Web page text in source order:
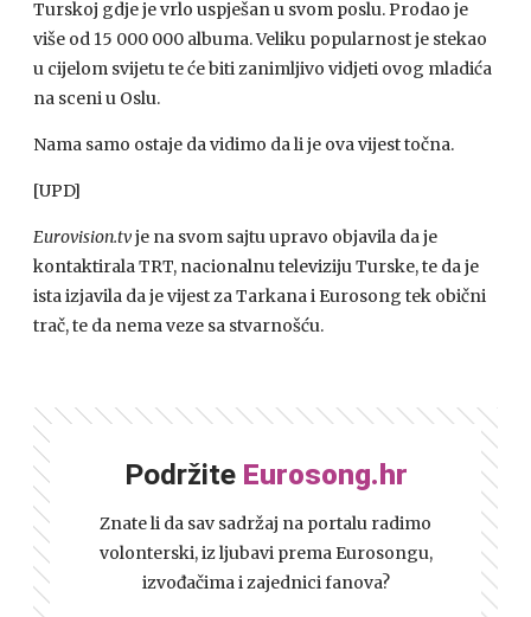
Turskoj gdje je vrlo uspješan u svom poslu. Prodao je
više od 15 000 000 albuma. Veliku popularnost je stekao
u cijelom svijetu te će biti zanimljivo vidjeti ovog mladića
na sceni u Oslu.
Nama samo ostaje da vidimo da li je ova vijest točna.
[UPD]
Eurovision.tvje na svom sajtu upravo objavila da je
kontaktiralaTRT, nacionalnu televiziju Turske, te da je
ista izjavila da je vijest za Tarkana i Eurosong tek obični
trač, te da nema veze sa stvarnošću.
Podržite Eurosong.hr
Znate li da sav sadržaj na portalu radimo
volonterski, iz ljubavi prema Eurosongu,
izvođačima i zajednici fanova?